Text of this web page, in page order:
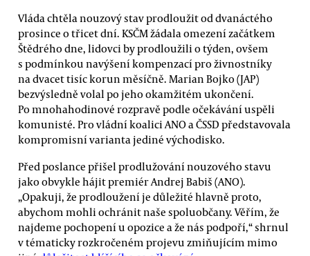
Vláda chtěla nouzový stav prodloužit od dvanáctého
prosince o třicet dní. KSČM žádala omezení začátkem
Štědrého dne, lidovci by prodloužili o týden, ovšem
s podmínkou navýšení kompenzací pro živnostníky
na dvacet tisíc korun měsíčně. Marian Bojko (JAP)
bezvýsledně volal po jeho okamžitém ukončení.
Po mnohahodinové rozpravě podle očekávání uspěli
komunisté. Pro vládní koalici ANO a ČSSD představovala
kompromisní varianta jediné východisko.
Před poslance přišel prodlužování nouzového stavu
jako obvykle hájit premiér Andrej Babiš (ANO).
„Opakuji, že prodloužení je důležité hlavně proto,
abychom mohli ochránit naše spoluobčany. Věřím, že
najdeme pochopení u opozice a že nás podpoří,“ shrnul
v tématicky rozkročeném projevu zmiňujícím mimo